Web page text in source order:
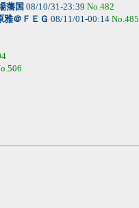
藩国 08/10/31-23:39 No.482
雅＠ＦＥＧ 08/11/01-00:14 No.485